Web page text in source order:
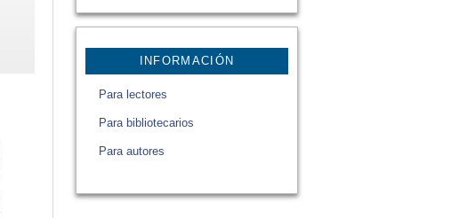
INFORMACIÓN
Para lectores
Para bibliotecarios
Para autores